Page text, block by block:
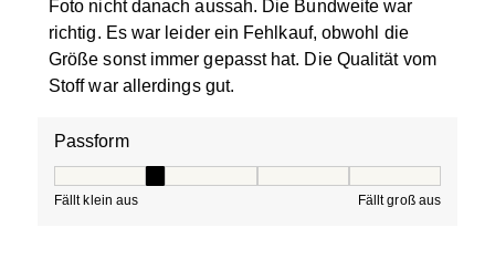
Foto nicht danach aussah. Die Bundweite war
richtig. Es war leider ein Fehlkauf, obwohl die
Größe sonst immer gepasst hat. Die Qualität vom
Stoff war allerdings gut.
Passform
Fällt klein aus Fällt groß aus